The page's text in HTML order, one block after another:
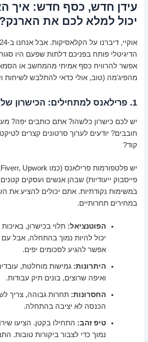
עידן חדש, כסף חדש: איך
יכול למלא לכם את הארנק?
אפשר להרוויח כסף אמיתי מהמחשב או
מהפיג'מה (טוב, אולי כדאי להתלבש לשיחות
1. פרילאנס למתחילים: הכישרון שלכם שווה כסף!
יש לכם כישרון כלשהו? אתם כותבים יפה?
חובבים? יודעים לערוך סרטונים קצרים
קוד?
פייסבוק ייעודיות) שבהן אנשים ועסקים
במשימות נקודתיות. אתם יכולים להציע את
במחירים תחרותיים.
הפוטנציאל: תלוי בכישרון,
יכול להיות נמוך בהתחלה, אבל עם
אפשר להגיע לסכומים יפים.
היתרונות: גמישות מוחלטת,
ואיפה שרוצים, בונים תיק עבודות.
החסרונות: תחרות גבוהה, צריך
הכנסה לא יציבה בהתחלה.
טיפ זהב: התחילו בקטן. הציעו
נמוך כדי לצבור ביקורות טובות.